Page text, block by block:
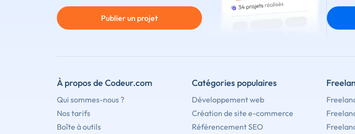
Publier un projet
À propos de Codeur.com
Qui sommes-nous ?
Nos tarifs
Boîte à outils
Catégories populaires
Développement web
Création de site e-commerce
Référencement SEO